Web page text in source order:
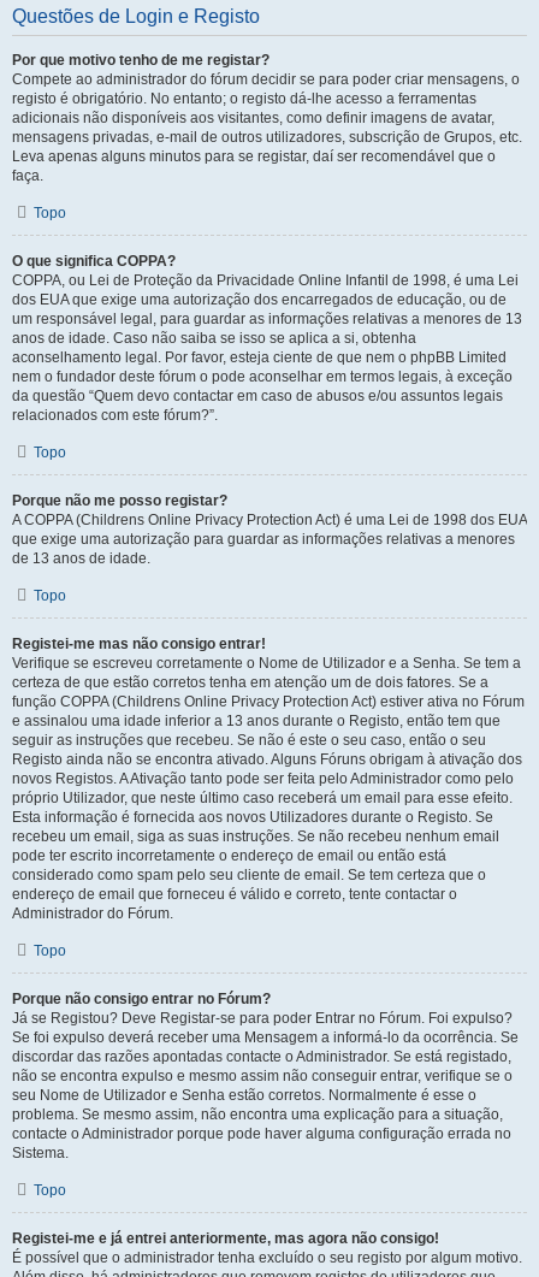
Questões de Login e Registo
Por que motivo tenho de me registar?
Compete ao administrador do fórum decidir se para poder criar mensagens, o
registo é obrigatório. No entanto; o registo dá-lhe acesso a ferramentas
adicionais não disponíveis aos visitantes, como definir imagens de avatar,
mensagens privadas, e-mail de outros utilizadores, subscrição de Grupos, etc.
Leva apenas alguns minutos para se registar, daí ser recomendável que o
faça.
Topo
O que significa COPPA?
COPPA, ou Lei de Proteção da Privacidade Online Infantil de 1998, é uma Lei
dos EUA que exige uma autorização dos encarregados de educação, ou de
um responsável legal, para guardar as informações relativas a menores de 13
anos de idade. Caso não saiba se isso se aplica a si, obtenha
aconselhamento legal. Por favor, esteja ciente de que nem o phpBB Limited
nem o fundador deste fórum o pode aconselhar em termos legais, à exceção
da questão “Quem devo contactar em caso de abusos e/ou assuntos legais
relacionados com este fórum?”.
Topo
Porque não me posso registar?
A COPPA (Childrens Online Privacy Protection Act) é uma Lei de 1998 dos EUA
que exige uma autorização para guardar as informações relativas a menores
de 13 anos de idade.
Topo
Registei-me mas não consigo entrar!
Verifique se escreveu corretamente o Nome de Utilizador e a Senha. Se tem a
certeza de que estão corretos tenha em atenção um de dois fatores. Se a
função COPPA (Childrens Online Privacy Protection Act) estiver ativa no Fórum
e assinalou uma idade inferior a 13 anos durante o Registo, então tem que
seguir as instruções que recebeu. Se não é este o seu caso, então o seu
Registo ainda não se encontra ativado. Alguns Fóruns obrigam à ativação dos
novos Registos. A Ativação tanto pode ser feita pelo Administrador como pelo
próprio Utilizador, que neste último caso receberá um email para esse efeito.
Esta informação é fornecida aos novos Utilizadores durante o Registo. Se
recebeu um email, siga as suas instruções. Se não recebeu nenhum email
pode ter escrito incorretamente o endereço de email ou então está
considerado como spam pelo seu cliente de email. Se tem certeza que o
endereço de email que forneceu é válido e correto, tente contactar o
Administrador do Fórum.
Topo
Porque não consigo entrar no Fórum?
Já se Registou? Deve Registar-se para poder Entrar no Fórum. Foi expulso?
Se foi expulso deverá receber uma Mensagem a informá-lo da ocorrência. Se
discordar das razões apontadas contacte o Administrador. Se está registado,
não se encontra expulso e mesmo assim não conseguir entrar, verifique se o
seu Nome de Utilizador e Senha estão corretos. Normalmente é esse o
problema. Se mesmo assim, não encontra uma explicação para a situação,
contacte o Administrador porque pode haver alguma configuração errada no
Sistema.
Topo
Registei-me e já entrei anteriormente, mas agora não consigo!
É possível que o administrador tenha excluído o seu registo por algum motivo.